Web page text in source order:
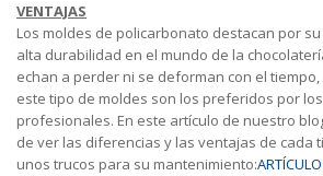
VENTAJAS
Los moldes de policarbonato destacan por
alta durabilidad en el mundo de la
echan a perder ni se deforman con el
este tipo de moldes son los preferidos por
profesionales. En este artículo de nuestro
de ver las diferencias y las ventajas de cada
unos trucos para su mantenimiento: